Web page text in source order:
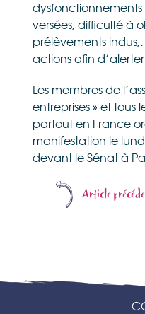
dysfonctionnements
versées, difficulté à
prélèvements
actions afin
Les membres de
entreprises » et tous
partout en France
manifestation le
devant le Sénat à
Article